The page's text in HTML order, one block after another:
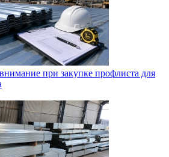
при закупке профлиста для